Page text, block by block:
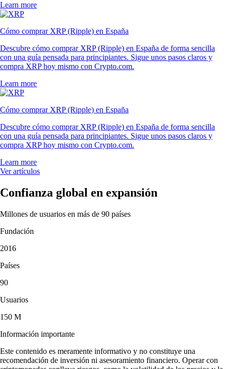
Learn more
Cómo comprar XRP (Ripple) en España
Descubre cómo comprar XRP (Ripple) en España de forma sencilla
con una guía pensada para principiantes. Sigue unos pasos claros y
compra XRP hoy mismo con Crypto.com.
Learn more
Cómo comprar XRP (Ripple) en España
Descubre cómo comprar XRP (Ripple) en España de forma sencilla
con una guía pensada para principiantes. Sigue unos pasos claros y
compra XRP hoy mismo con Crypto.com.
Learn more
Ver artículos
Confianza global en expansión
Millones de usuarios en más de 90 países
Fundación
2016
Países
90
Usuarios
150 M
Información importante
Este contenido es meramente informativo y no constituye una
recomendación de inversión ni asesoramiento financiero. Operar con